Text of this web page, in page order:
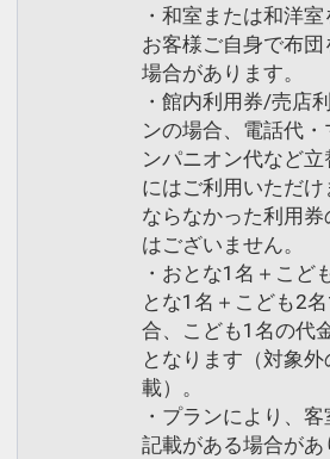
・和室または和洋室
お客様ご自身で布団
場合があります。
・館内利用券/売店
ンの場合、電話代
ンパニオン代など
にはご利用いただ
ならなかった利用
はございません。
・おとな1名＋こど
とな1名＋こども2
合、こども1名の代
となります（対象
載）。
・プランにより、
記載がある場合が